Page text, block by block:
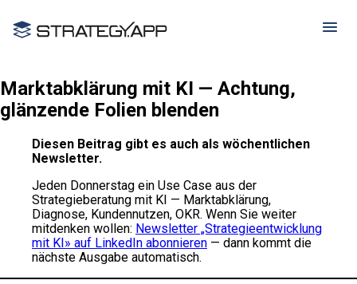
Marktabklärung mit KI — Achtung,
glänzende Folien blenden
Diesen Beitrag gibt es auch als wöchentlichen
Newsletter.
Jeden Donnerstag ein Use Case aus der
Strategieberatung mit KI — Marktabklärung,
Diagnose, Kundennutzen, OKR. Wenn Sie weiter
mitdenken wollen: Newsletter „Strategieentwicklung
mit KI» auf LinkedIn abonnieren — dann kommt die
nächste Ausgabe automatisch.